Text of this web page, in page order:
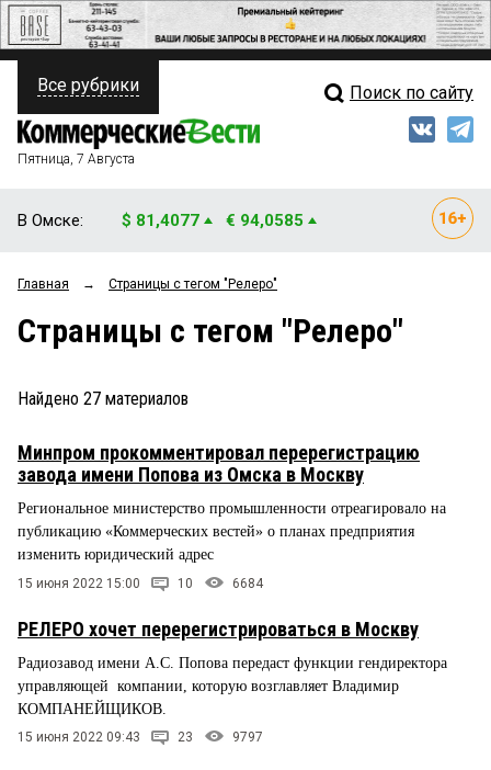
ПОЛИТИКА
ФИНАНСЫ
ОБЩЕСТВО
ЗАКОН
НОВОСТИ КОМПАНИЙ
СТИЛЬ ЖИЗНИ
Свежий выпуск
Рейтинги
Все рубрики Поиск по сайту
Пятница, 7 Августа
В Омске: $ 81,4077 € 94,0585
Главная → Страницы c тегом "Релеро"
Страницы c тегом "Релеро"
Найдено 27 материалов
Минпром прокомментировал перерегистрацию
завода имени Попова из Омска в Москву
Региональное министерство промышленности отреагировало на
публикацию «Коммерческих вестей» о планах предприятия
изменить юридический адрес
15 июня 2022 15:00 10 6684
РЕЛЕРО хочет перерегистрироваться в Москву
Радиозавод имени А.С. Попова передаст функции гендиректора
управляющей компании, которую возглавляет Владимир
КОМПАНЕЙЩИКОВ.
15 июня 2022 09:43 23 9797